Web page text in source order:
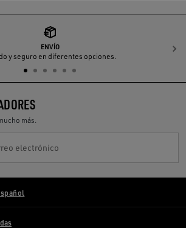
ENVÍO
y seguro en diferentes opciones.
más.
electrónico
/ español